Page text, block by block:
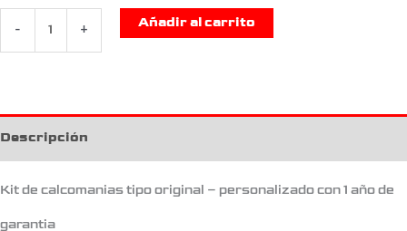
- +
Añadir al carrito
Descripción
Kit de calcomanias tipo original – personalizado con 1 año de
garantia